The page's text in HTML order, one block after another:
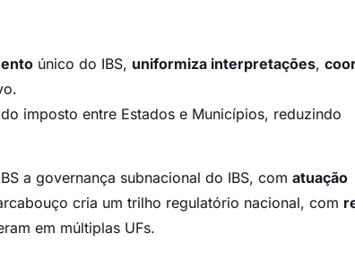
único do IBS, uniformiza interpretações,
imposto entre Estados e Municípios, reduzindo
a governança subnacional do IBS, com atuação
cria um trilho regulatório nacional, com
em múltiplas UFs.